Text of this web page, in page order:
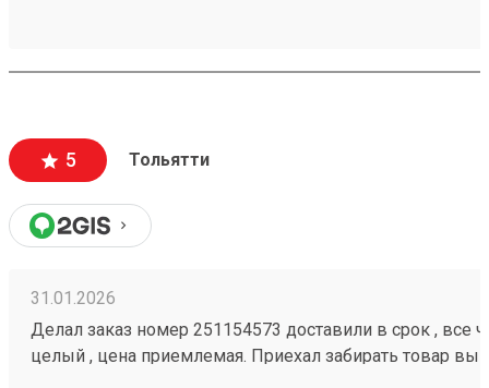
5 Тольятти
31.01.2026
Делал заказ номер 251154573 доставили в срок , все
целый , цена приемлемая. Приехал забирать товар